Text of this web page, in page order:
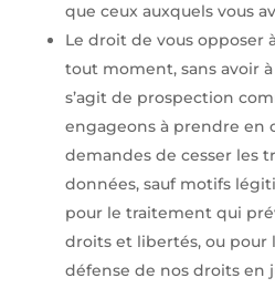
que ceux auxquels vous
Le droit de vous opposer
tout moment, sans avoir
s’agit de prospection
engageons à prendre en
demandes de cesser les
données, sauf motifs
pour le traitement qui
droits et libertés, ou pour
défense de nos droits en